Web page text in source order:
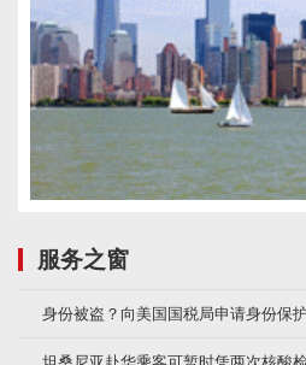
服务之窗
身份被盗？向美国国税局申请身份保